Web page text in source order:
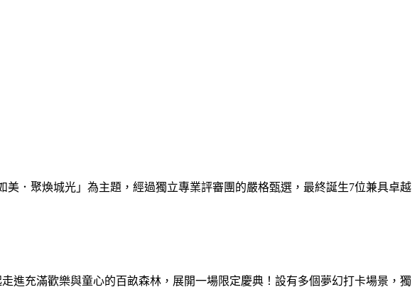
．聚煥城光」為主題，經過獨立專業評審團的嚴格甄選，最終誕生7位兼具卓越
進充滿歡樂與童心的百畝森林，展開一場限定慶典！設有多個夢幻打卡場景，獨